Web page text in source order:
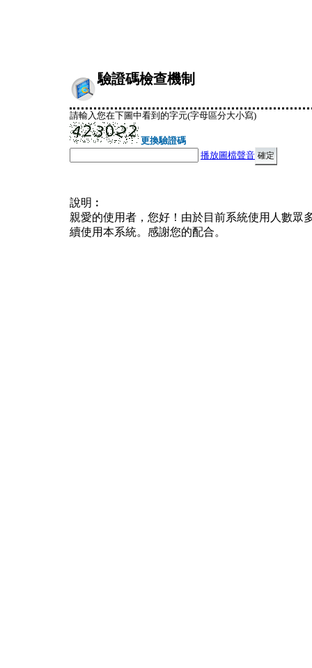
驗證碼檢查機制
請輸入您在下圖中看到的字元(字母區分大小寫)
更換驗證碼
播放圖檔聲音
說明︰
親愛的使用者，您好！由於目前系統使用人數眾
續使用本系統。感謝您的配合。